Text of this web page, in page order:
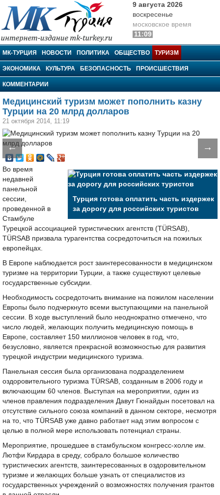
МК-Турция
9 августа 2026
воскресенье
московское время
11:09
МК-ТУРЦИЯ НОВОСТИ ПОЛИТИКА ОБЩЕСТВО ТУРИЗМ
ЭКОНОМИКА КУЛЬТУРА БЕЗОПАСНОСТЬ ПРОИСШЕСТВИЯ
КОММЕНТАРИИ
Медицинский туризм может пополнить казну
Турции на 20 млрд долларов
21 октября 2014, 11:19
← →
Турция готова оплатить часть издержек
за дорогу для российских туристов
Во время
недавней
панельной
сессии,
проведенной в
Стамбуле
Турецкой ассоциацией туристических агентств (TÜRSAB),
TÜRSAB призвала турагентства сосредоточиться на пожилых
европейцах.
В Европе наблюдается рост заинтересованности в медицинском
туризме на территории Турции, а также существуют целевые
государственные субсидии.
Необходимость сосредоточить внимание на пожилом населении
Европы было подчеркнуто всеми выступающими на панельной
сессии. В ходе выступлений было неоднократно отмечено, что
число людей, желающих получить медицинскую помощь в
Европе, составляет 150 миллионов человек в год, что,
безусловно, является прекрасной возможностью для развития
турецкой индустрии медицинского туризма.
Панельная сессия была организована подразделением
оздоровительного туризма TÜRSAB, созданным в 2006 году и
включающим 60 членов. Выступая на мероприятии, один из
членов правления подразделения Давут Гюнайдын посетовал на
отсутствие сильного союза компаний в данном секторе, несмотря
на то, что TÜRSAB уже давно работает над этим вопросом с
целью в полной мере использовать потенциал страны.
Мероприятие, прошедшее в стамбульском конгресс-холле им.
Лютфи Кирдара в среду, собрало большое количество
туристических агентств, заинтересованных в оздоровительном
туризме и желающих больше узнать от специалистов из
государственных учреждений о возможностях получения грантов